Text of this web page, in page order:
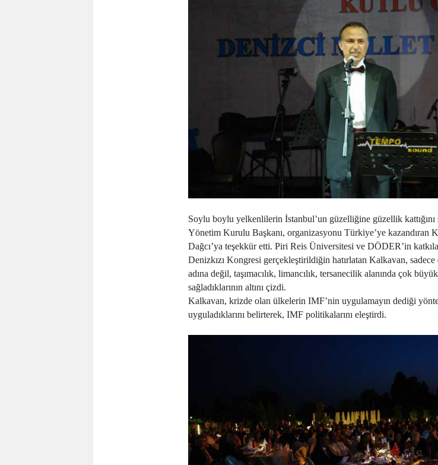
Soylu boylu yelkenlilerin İstanbul’un güzelliğine güzellik
Yönetim Kurulu Başkanı, organizasyonu Türkiye’ye kazandıran
Dağcı’ya teşekkür etti. Piri Reis Üniversitesi ve DÖDER’in
Denizkızı Kongresi gerçekleştirildiğin hatırlatan Kalkavan,
adına değil, taşımacılık, limancılık, tersanecilik alanında çok
sağladıklarının altını çizdi.
Kalkavan, krizde olan ülkelerin IMF’nin uygulamayın dediği
uyguladıklarını belirterek, IMF politikalarını eleştirdi.